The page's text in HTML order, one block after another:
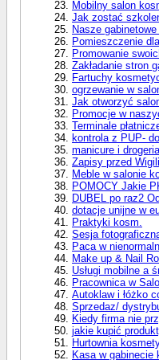
Mobilny salon
Jak zostać
Nasze
Pomieszczenie
Promowanie
Zakładanie stron
Fartuchy
ogrzewanie w
Jak otworzyć
Promocje w
Terminale
kontrola z PUP-
manicure i drogeria
Zapisy przed
Meble w salonie
POMOCY Jakie
DUBEL po raz2
dotacje unijne w
Praktyki kosm.
Sesja
Paca w
Make up & Nail
Usługi mobilne a
Pracownica w
Autoklaw i łóżko
Sprzedaz/
Kiedy firma nie
jakie kupić
Hurtownia
Kasa w gabinecie